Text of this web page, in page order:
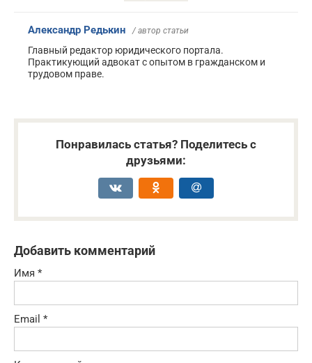
Александр Редькин / автор статьи
Главный редактор юридического портала.
Практикующий адвокат с опытом в гражданском и
трудовом праве.
Понравилась статья? Поделитесь с
друзьями:
Добавить комментарий
Имя *
Email *